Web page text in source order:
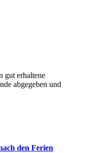
gut erhaltene
abgegeben und
den Ferien